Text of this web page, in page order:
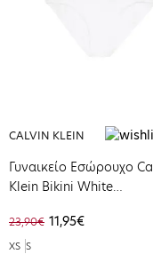
CALVIN KLEIN
Γυναικείο Εσώρουχο
Klein Bikini White
23,90€ 11,95€
XS S